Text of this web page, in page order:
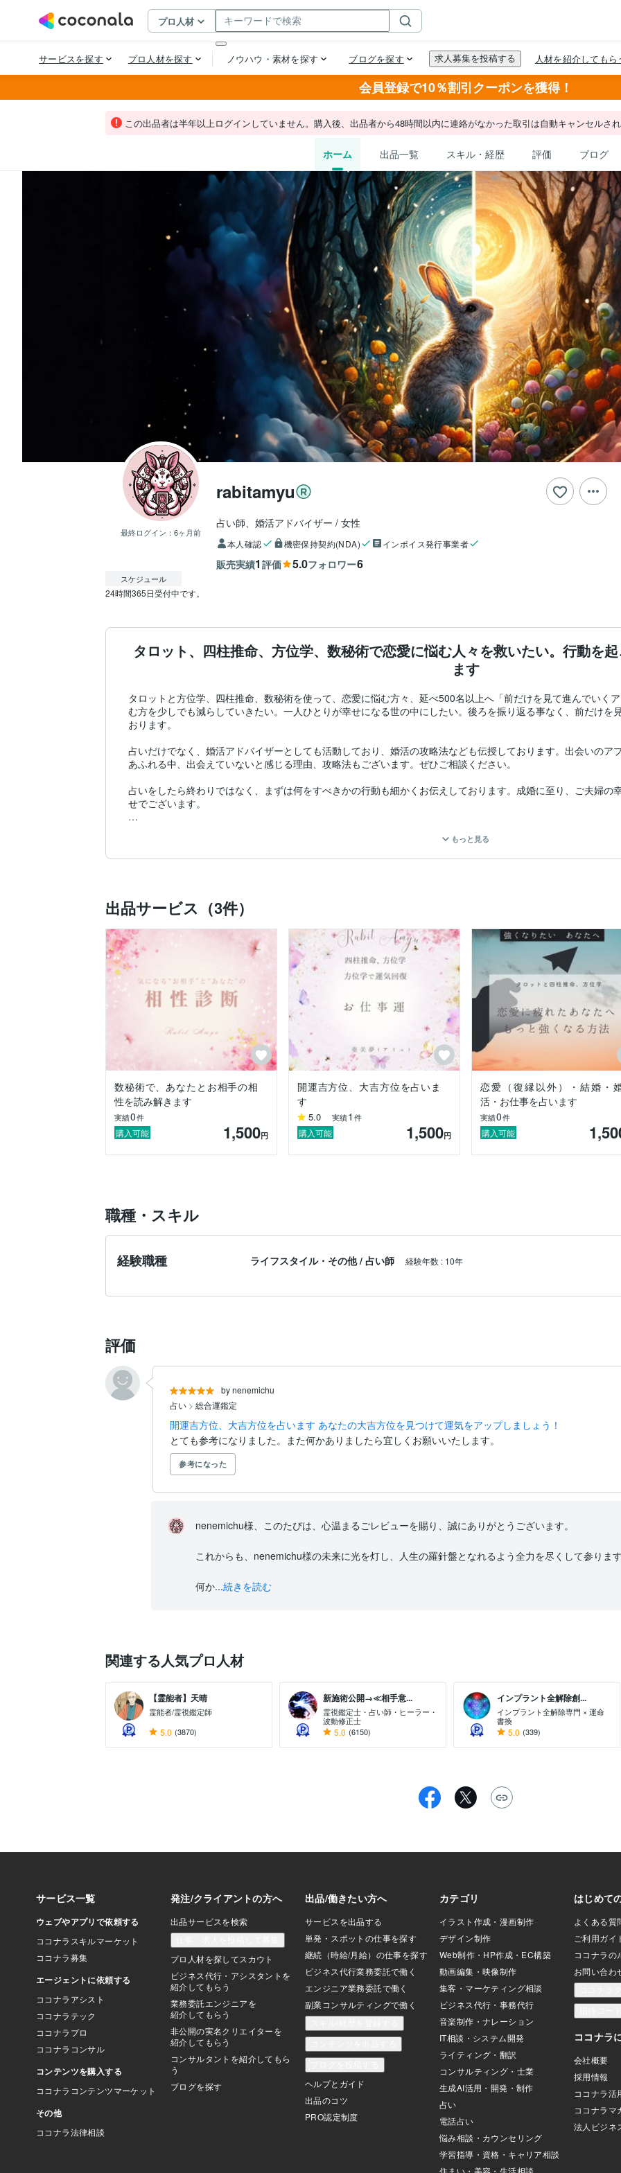
会員登録で10％割引クーポンを獲得！
この出品者は半年以上ログインしていません。購入後、出品者から48時間以内に連絡がなかった取引は自動キャンセルさ
ホーム 出品一覧 スキル・経歴 評価 ブログ
最終ログイン： 6ヶ月前
rabitamyu
占い師、婚活アドバイザー 女性
本人確認 機密保持契約(NDA) インボイス発行事業者
販売実績1 評価 5.0フォロワー6
スケジュール
24時間365日受付中です。
タロット、四柱推命、方位学、数秘術で恋愛に悩む人々を救いたい。行動を
ます
タロットと方位学、四柱推命、数秘術を使って、恋愛に悩む方々、延べ500名以上へ「前だけを見て進んでいく
む方を少しでも減らしていきたい。一人ひとりが幸せになる世の中にしたい。後ろを振り返る事なく、前だけを
おります。
占いだけでなく、婚活アドバイザーとしても活動しており、婚活の攻略法なども伝授しております。出会いのア
あふれる中、出会えていないと感じる理由、攻略法もございます。ぜひご相談ください。
占いをしたら終わりではなく、まずは何をすべきかの行動も細かくお伝えしております。成婚に至り、ご夫婦の
せでございます。
少し辛いメッセージをお伝えすることもあるかと思いますが、私自身も様々な恋愛体験を乗り越え、タロットと
ラビット亜美夢（アミュ）
もっと見る
出品サービス（3件）
数秘術で、あなたとお相手の相
性を読み解きます
実績0件
購入可能 1,500円
開運吉方位、大吉方位を占いま
す
5.0 実績1 件
購入可能 1,500円
恋愛（復縁以外）・結婚・
活・お仕事を占います
実績0件
購入可能
職種・スキル
経験職種 ライフスタイル・その他 / 占い師 経験年数 : 10年
評価
by nenemichu
占い > 総合運鑑定
開運吉方位、大吉方位を占います あなたの大吉方位を見つけて運気をアップしましょう！
とても参考になりました。また何かありましたら宜しくお願いいたします。
参考になった
nenemichu様、このたびは、心温まるごレビューを賜り、誠にありがとうございます。
これからも、nenemichu様の未来に光を灯し、人生の羅針盤となれるよう全力を尽くして参りま
何か...続きを読む
関連する人気プロ人材
【霊能者】天晴
霊能者/霊視鑑定師
5.0 (3870)
新施術公開→≪相手意...
霊視鑑定士・占い師・ヒーラー・
波動修正士
5.0 (6150)
インプラント全解除創...
インプラント全解除専門 × 運命
書換
5.0 (339)